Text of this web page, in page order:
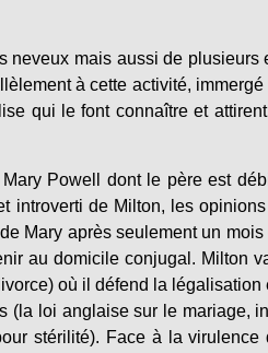
mais aussi de plusieurs
à cette activité,
qui le font connaître et
Powell dont le père est
introverti de Milton, les
Mary après seulement un
au domicile conjugal. Milton
où il défend la
(la loi anglaise sur le mariage,
stérilité). Face à la